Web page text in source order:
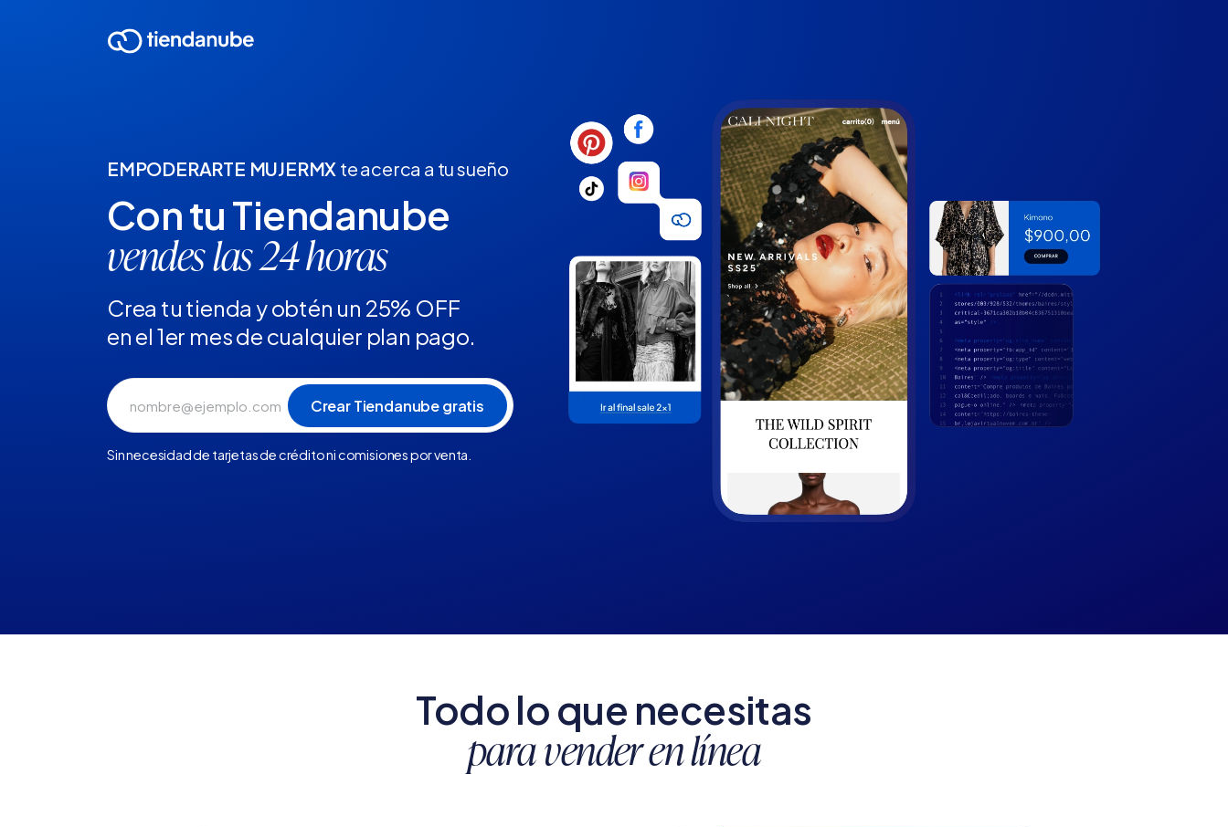
EMPODERARTE MUJERMX te acerca a tu sueño
Con tu Tiendanube
vendes las 24 horas
Crea tu tienda y obtén un 25% OFF
en el 1er mes de cualquier plan pago.
Sin necesidad de tarjetas de crédito ni comisiones por venta.
Todo lo que necesitas
para vender en línea